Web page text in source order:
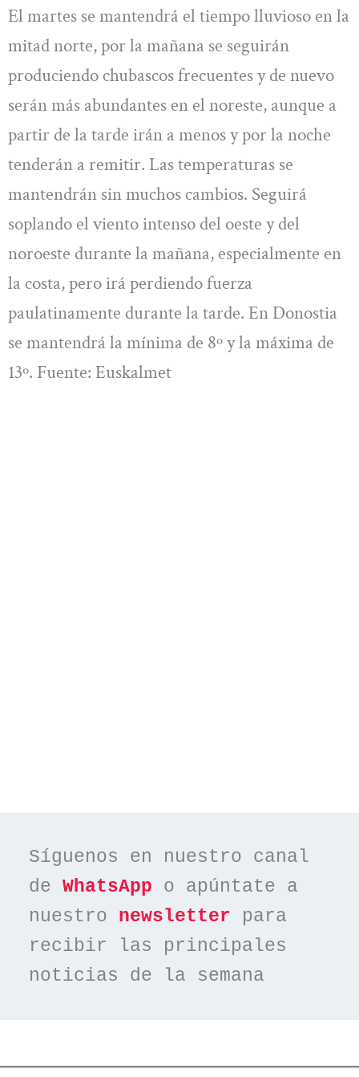
El martes se mantendrá el tiempo lluvioso en la
mitad norte, por la mañana se seguirán
produciendo chubascos frecuentes y de nuevo
serán más abundantes en el noreste, aunque a
partir de la tarde irán a menos y por la noche
tenderán a remitir. Las temperaturas se
mantendrán sin muchos cambios. Seguirá
soplando el viento intenso del oeste y del
noroeste durante la mañana, especialmente en
la costa, pero irá perdiendo fuerza
paulatinamente durante la tarde. En Donostia
se mantendrá la mínima de 8º y la máxima de
13º. Fuente: Euskalmet
Síguenos en nuestro canal
de WhatsApp o apúntate a
nuestro newsletter para
recibir las principales
noticias de la semana